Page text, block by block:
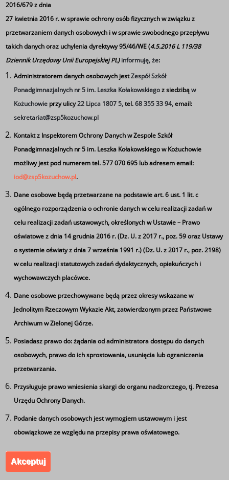
Jeśli poznawać szkołę i jej walory to tylko poprzez dobrą
zabawę. Taką możliwość podczas Dnia Otwartego Szkoły
mieli uczniowie klas ósmych.
Młodzież ze Szkoły Podstawowej nr 1, Szkoły
Podstawowej nr 2 w Kożuchowie, Szkoły Podstawowej w
Mirocinie Dolnym oraz Niepublicznej Szkoły
Podstawowej w Stypułowie wzięła udział w podchodach
"Poznaj Piątkę".
Zadaniem gości było odszukanie gabinetów oznaczonych
rozmaitymi symbolami, a następnie rozwiązanie
przygotowanych przez nauczycieli punktowanych zadań.
Zwycięskie drużyny otrzymały puchary. Natomiast dla
wszystkich uczestników przygotowano słodki
Przedsięwzięcie przygotowane przez społeczność Piątki,
spotkało się z ogromną aprobatą absolwentów szkół
podstawowych.
Tagi
Dzień Otwarty Piątki
Zespół Szkół Ponadgimnazjalnych nr 5 im. Leszka
Kołakowskiego w Kożuchowie. Wszystkie prawa
zastrzeżone.
Ta strona wykorzystuje pliki cookie
Używamy informacji zapisanych za pomocą plików
korzystaniu z naszego serwisu. Mogą też korzystać z nich
współpracujące z nami firmy badawcze oraz reklamowe.
Jeżeli wyrażasz zgodę na zapisywanie informacji zawartej
w cookies kliknij na przycisk 'zgadzam się'. Jeśli nie
możesz zmienić w swojej przeglądarce.
2016/679 z dnia
27 kwietnia 2016 r. w sprawie ochrony osób fizycznych w związku z
przetwarzaniem danych osobowych i w sprawie swobodnego przepływu
takich danych oraz uchylenia dyrektywy 95/46/WE (4.5.2016 L 119/38
Dziennik Urzędowy Unii Europejskiej PL)informuję, że:
Administratorem danych osobowych jestZespół Szkół
Ponadgimnazjalnych nr 5 im. Leszka Kołakowskiegoz siedzibąw
Kożuchowie przy ulicy22 Lipca 1807 5,tel.68 355 33 94,email:
sekretariat@zsp5kozuchow.pl
Kontakt z Inspektorem Ochrony Danych w Zespole Szkół
Ponadgimnazjalnych nr 5 im. Leszka Kołakowskiego w Kożuchowie
możliwy jest pod numerem tel. 577 070 695 lub adresem email:
iod@zsp5kozuchow.pl.
Dane osobowe będą przetwarzane na podstawie art. 6 ust. 1 lit. c
ogólnego rozporządzenia o ochronie danych w celu realizacji zadań w
celu realizacji zadań ustawowych, określonych w Ustawie – Prawo
oświatowe z dnia 14 grudnia 2016 r. (Dz. U. z 2017 r., poz. 59 oraz Ustawy
o systemie oświaty z dnia 7 września 1991 r.) (Dz. U. z 2017 r., poz. 2198)
w celu realizacji statutowych zadań dydaktycznych, opiekuńczych i
wychowawczych placówce.
Dane osobowe przechowywane będą przez okresy wskazane w
Jednolitym Rzeczowym Wykazie Akt, zatwierdzonym przez Państwowe
Archiwum w Zielonej Górze.
Posiadasz prawo do: żądania od administratora dostępu do danych
osobowych, prawo do ich sprostowania, usunięcia lub ograniczenia
przetwarzania.
Przysługuje prawo wniesienia skargi do organu nadzorczego, tj. Prezesa
Urzędu Ochrony Danych.
Podanie danych osobowych jest wymogiem ustawowym i jest
obowiązkowe ze względu na przepisy prawa oświatowego.
Akceptuj